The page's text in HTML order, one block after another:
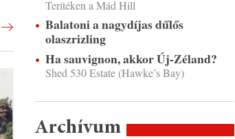
Terítéken a Mád Hill
Balatoni a nagydíjas dűlős
olaszrizling
Ha sauvignon, akkor Új-Zéland?
Shed 530 Estate (Hawke’s Bay)
Archívum